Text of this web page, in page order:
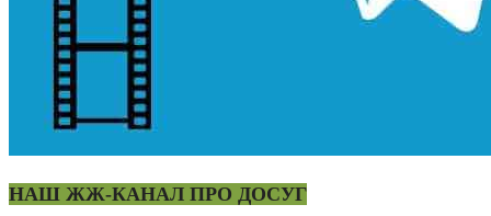
НАШ ЖЖ-КАНАЛ ПРО ДОСУГ